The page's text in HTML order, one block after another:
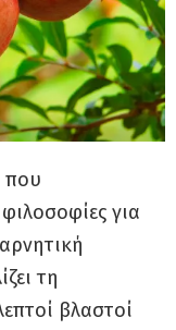
που
για
τη
βλαστοί